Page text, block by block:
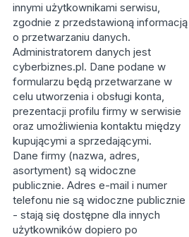
innymi użytkownikami serwisu,
zgodnie z przedstawioną informacją
o przetwarzaniu danych.
Administratorem danych jest
cyberbiznes.pl. Dane podane w
formularzu będą przetwarzane w
celu utworzenia i obsługi konta,
prezentacji profilu firmy w serwisie
oraz umożliwienia kontaktu między
kupującymi a sprzedającymi.
Dane firmy (nazwa, adres,
asortyment) są widoczne
publicznie. Adres e-mail i numer
telefonu nie są widoczne publicznie
- stają się dostępne dla innych
użytkowników dopiero po